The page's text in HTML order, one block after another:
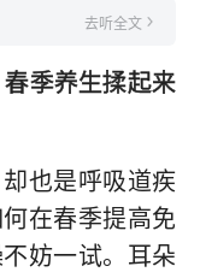
去听全文
季养生揉起来
也是呼吸道疾
在春季提高免
妨一试。耳朵